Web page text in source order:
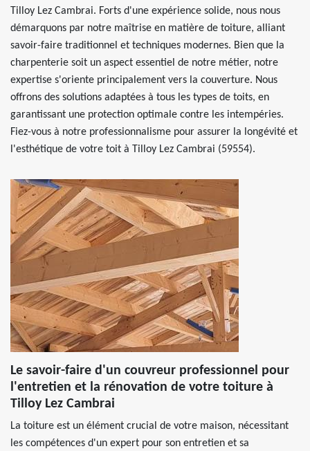
Tilloy Lez Cambrai. Forts d'une expérience solide, nous nous
démarquons par notre maîtrise en matière de toiture, alliant
savoir-faire traditionnel et techniques modernes. Bien que la
charpenterie soit un aspect essentiel de notre métier, notre
expertise s'oriente principalement vers la couverture. Nous
offrons des solutions adaptées à tous les types de toits, en
garantissant une protection optimale contre les intempéries.
Fiez-vous à notre professionnalisme pour assurer la longévité et
l'esthétique de votre toit à Tilloy Lez Cambrai (59554).
Le savoir-faire d'un couvreur professionnel pour
l'entretien et la rénovation de votre toiture à
Tilloy Lez Cambrai
La toiture est un élément crucial de votre maison, nécessitant
les compétences d'un expert pour son entretien et sa